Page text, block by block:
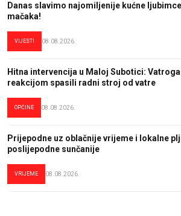
Danas slavimo najomiljenije kućne
mačaka!
VIJESTI 08.08.2026.
Hitna intervencija u Maloj Subotici:
reakcijom spasili radni stroj od vatre
OPĆINE 08.08.2026.
Prijepodne uz oblačnije vrijeme i lokalne
poslijepodne sunčanije
VRIJEME 08.08.2026.